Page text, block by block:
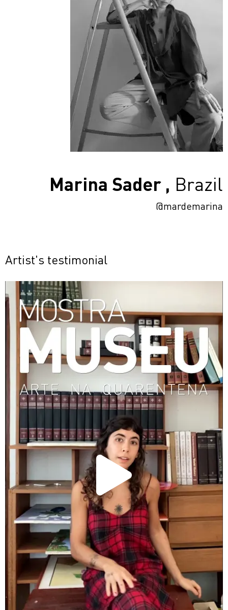
Marina Sader , Brazil
@mardemarina
Artist's testimonial